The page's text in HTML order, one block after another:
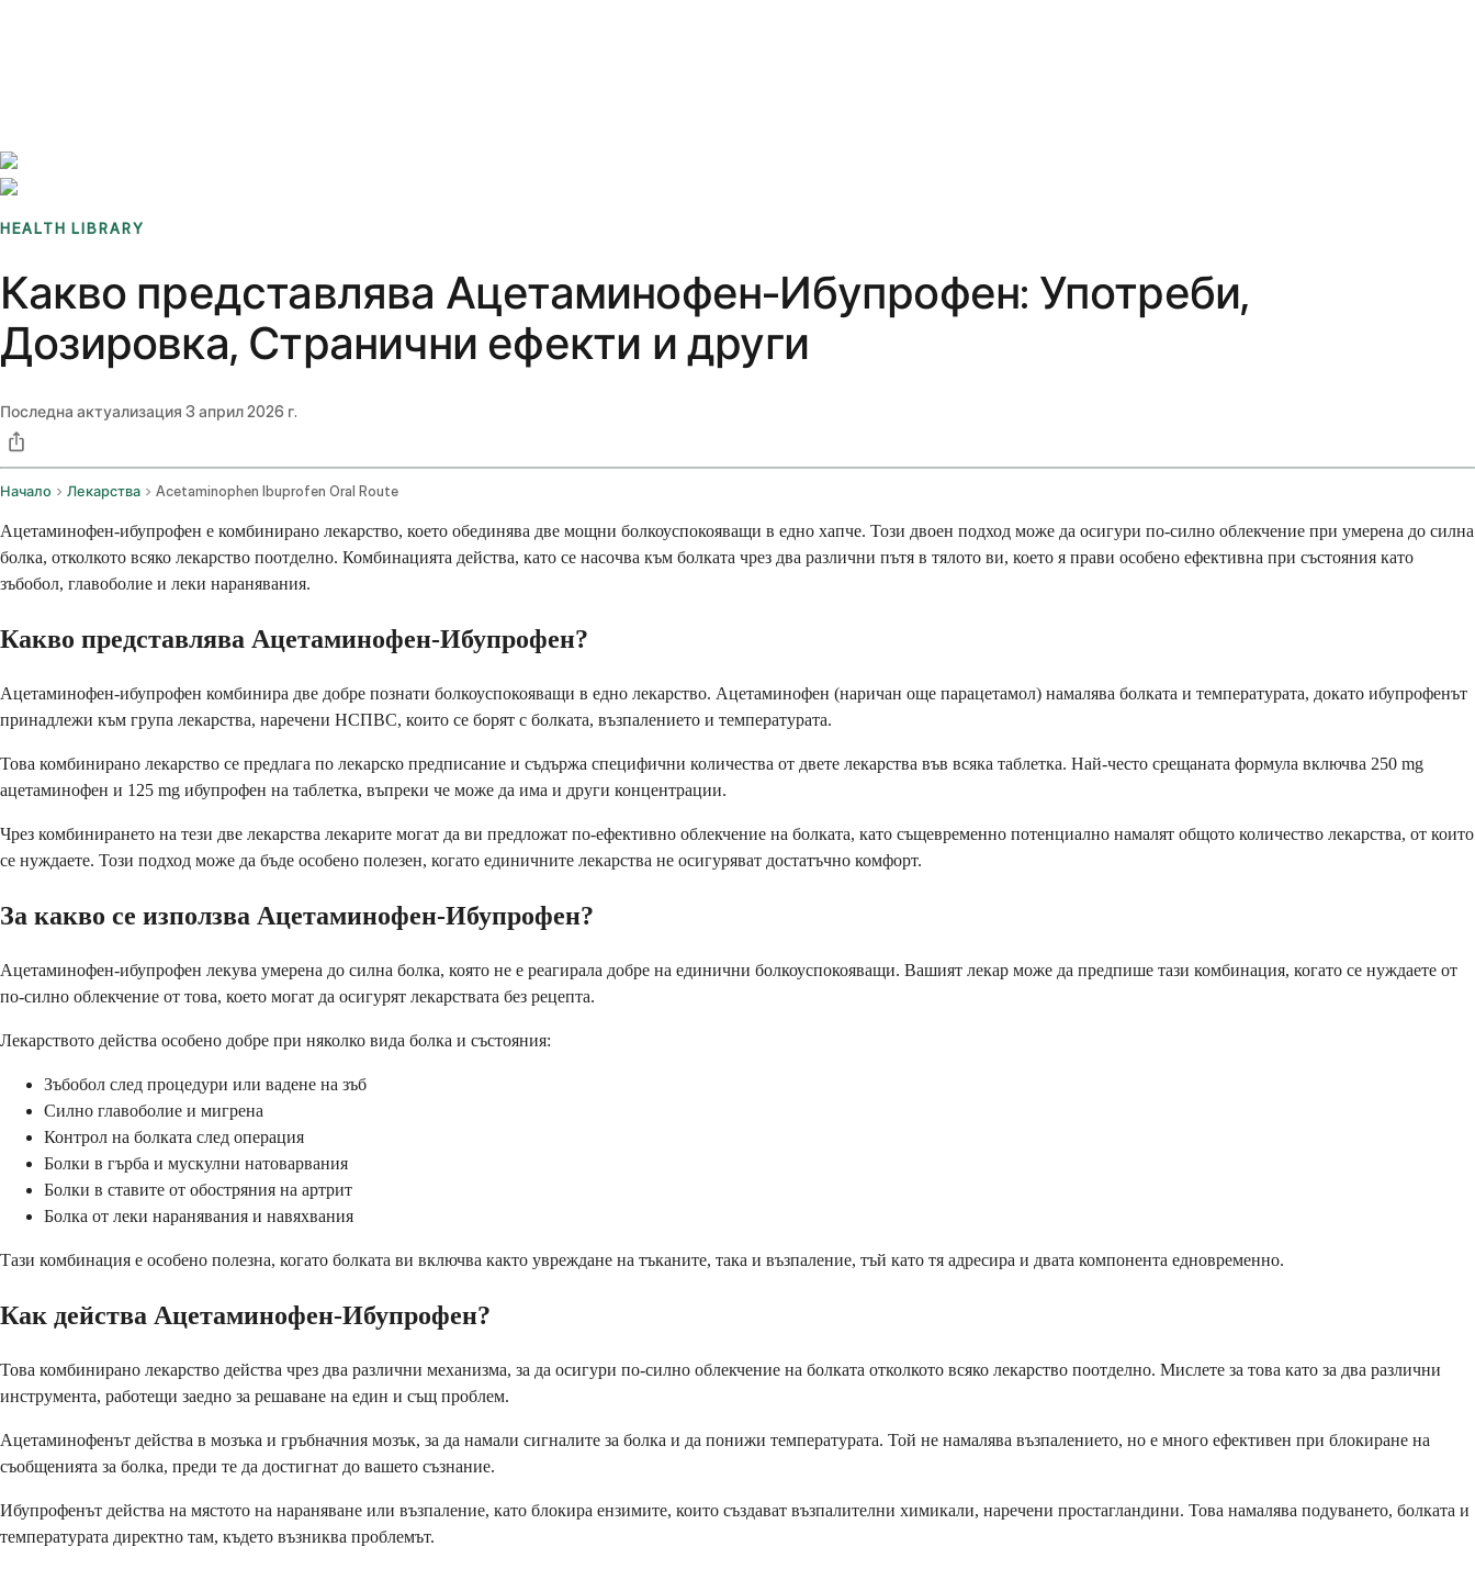
HEALTH LIBRARY
Какво представлява Ацетаминофен-Ибупрофен: Употреби,
Дозировка, Странични ефекти и други
Последна актуализация 3 април 2026 г.
Начало Лекарства Acetaminophen Ibuprofen Oral Route
Ацетаминофен-ибупрофен е комбинирано лекарство, което обединява две мощни болкоуспокояващи в едно хапче. Този двоен подход може да осигури по-силно облекчение при умерена до силна
болка, отколкото всяко лекарство поотделно. Комбинацията действа, като се насочва към болката чрез два различни пътя в тялото ви, което я прави особено ефективна при състояния като
зъбобол, главоболие и леки наранявания.
Какво представлява Ацетаминофен-Ибупрофен?
Ацетаминофен-ибупрофен комбинира две добре познати болкоуспокояващи в едно лекарство. Ацетаминофен (наричан още парацетамол) намалява болката и температурата, докато ибупрофенът
принадлежи към група лекарства, наречени НСПВС, които се борят с болката, възпалението и температурата.
Това комбинирано лекарство се предлага по лекарско предписание и съдържа специфични количества от двете лекарства във всяка таблетка. Най-често срещаната формула включва 250 mg
ацетаминофен и 125 mg ибупрофен на таблетка, въпреки че може да има и други концентрации.
Чрез комбинирането на тези две лекарства лекарите могат да ви предложат по-ефективно облекчение на болката, като същевременно потенциално намалят общото количество лекарства, от които
се нуждаете. Този подход може да бъде особено полезен, когато единичните лекарства не осигуряват достатъчно комфорт.
За какво се използва Ацетаминофен-Ибупрофен?
Ацетаминофен-ибупрофен лекува умерена до силна болка, която не е реагирала добре на единични болкоуспокояващи. Вашият лекар може да предпише тази комбинация, когато се нуждаете от
по-силно облекчение от това, което могат да осигурят лекарствата без рецепта.
Лекарството действа особено добре при няколко вида болка и състояния:
Зъбобол след процедури или вадене на зъб
Силно главоболие и мигрена
Контрол на болката след операция
Болки в гърба и мускулни натоварвания
Болки в ставите от обостряния на артрит
Болка от леки наранявания и навяхвания
Тази комбинация е особено полезна, когато болката ви включва както увреждане на тъканите, така и възпаление, тъй като тя адресира и двата компонента едновременно.
Как действа Ацетаминофен-Ибупрофен?
Това комбинирано лекарство действа чрез два различни механизма, за да осигури по-силно облекчение на болката отколкото всяко лекарство поотделно. Мислете за това като за два различни
инструмента, работещи заедно за решаване на един и същ проблем.
Ацетаминофенът действа в мозъка и гръбначния мозък, за да намали сигналите за болка и да понижи температурата. Той не намалява възпалението, но е много ефективен при блокиране на
съобщенията за болка, преди те да достигнат до вашето съзнание.
Ибупрофенът действа на мястото на нараняване или възпаление, като блокира ензимите, които създават възпалителни химикали, наречени простагландини. Това намалява подуването, болката и
температурата директно там, където възниква проблемът.